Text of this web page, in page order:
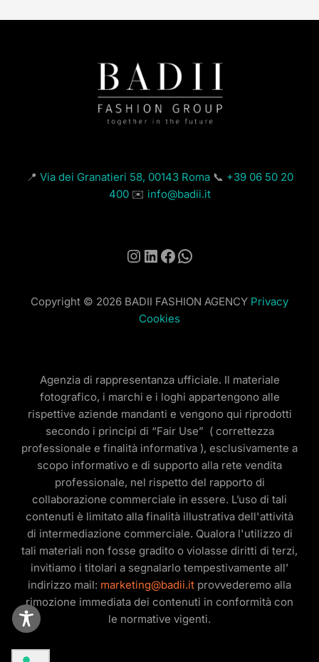
📍 Via dei Granatieri 58, 00143 Roma📞 +39 06 50 20
400✉️ info@badii.it
Instagram
LinkedIn
Facebook
WhatsApp
Copyright © 2026 BADII FASHION AGENCY Privacy
Cookies
Agenzia di rappresentanza ufficiale. Il materiale
fotografico, i marchi e i loghi appartengono alle
rispettive aziende mandanti e vengono qui riprodotti
secondo i principi di “Fair Use” ( correttezza
professionale e finalità informativa ), esclusivamente a
scopo informativo e di supporto alla rete vendita
professionale, nel rispetto del rapporto di
collaborazione commerciale in essere. L’uso di tali
contenuti è limitato alla finalità illustrativa dell'attività
di intermediazione commerciale. Qualora l'utilizzo di
tali materiali non fosse gradito o violasse diritti di terzi,
invitiamo i titolari a segnalarlo tempestivamente all’
indirizzo mail: marketing@badii.it provvederemo alla
rimozione immediata dei contenuti in conformità con
le normative vigenti.